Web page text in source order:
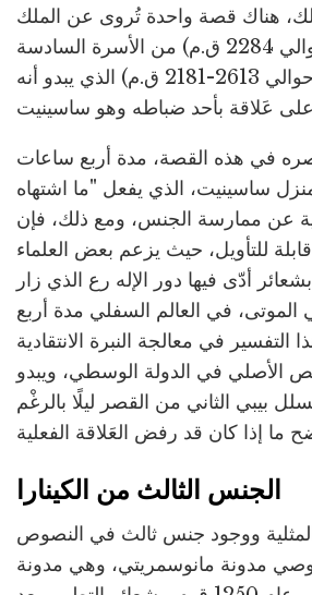
هناك قصة واحدة تُروى عن الملك
بيبي الثاني (حكم حوالي 2284 ق.م) من الأسرة السادسة
في الدولة القديمة (حوالي 2613-2181 ق.م) الذي يبدو أنه
قصره في هذه القصة، مدة أربع ساعات
ساسينيت، الذي يفعل "ما اشتهاه
عن ممارسة الجنس، ومع ذلك، فإن
للتأويل، حيث يزعم بعض العلماء
أدّى فيها دور الإله رع الذي زار
في العالم السفلي مدة أربع
في معالجة النبرة الانتقادية
الأصلي في الدولة الوسطي، ويبدو
بيبي الثاني من القصر ليلًا بالرغْم
الجنس الثالث من الكينارا
ووجود جنس ثالث في النصوص
توصي مدونة مانوسمريتي، وهي مدونة